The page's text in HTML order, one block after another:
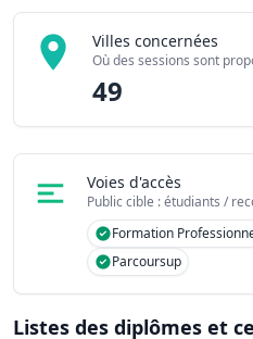
Villes concernées
Où des sessions sont
49
Voies d'accès
Public cible : étudiants /
Formation
Parcoursup
Listes des diplômes et